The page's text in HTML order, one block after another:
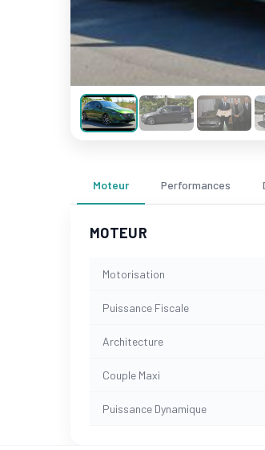
Moteur Performances
MOTEUR
Motorisation
Puissance Fiscale
Architecture
Couple Maxi
Puissance Dynamique